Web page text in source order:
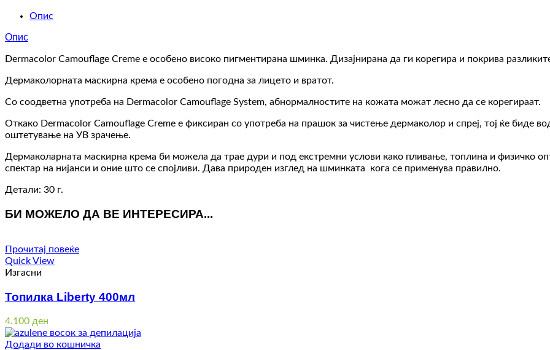
Опис
Опис
Dermacolor Camouflage Creme е особено високо пигментирана шминка. Дизајнирана да ги корегира и покрива
Дермаколорната маскирна крема е особено погодна за лицето и вратот.
Со соодветна употреба на Dermacolor Camouflage System, абнормалностите на кожата можат лесно да се корегираат.
Откако Dermacolor Camouflage Creme е фиксиран со употреба на прашок за чистење дермаколор и спреј, тој ќе биде
оштетување на УВ зрачење.
Дермаколарната маскирна крема би можела да трае дури и под екстремни услови како пливање, топлина и физичко
спектар на нијанси и оние што се спојливи. Дава природен изглед на шминката кога се применува правилно.
Детали: 30 г.
БИ МОЖЕЛО ДА ВЕ ИНТЕРЕСИРА...
Прочитај повеќе
Quick View
Изгасни
Топилка Liberty 400мл
4.100 ден
Додади во кошничка